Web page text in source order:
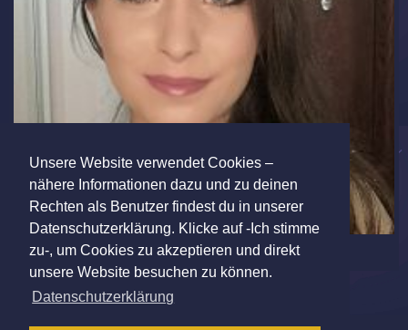
Unsere Website verwendet Cookies –
nähere Informationen dazu und zu deinen
Rechten als Benutzer findest du in unserer
Datenschutzerklärung. Klicke auf -Ich stimme
zu-, um Cookies zu akzeptieren und direkt
unsere Website besuchen zu können.
Datenschutzerklärung